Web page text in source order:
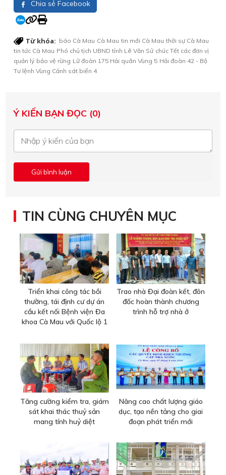
Chia sẻ Facebook
Từ khóa: báo Cà Mau Cà Mau tin mới Cà Mau thời sự Cà Mau
tin tức Cà Mau Phó chủ tịch UBND tỉnh Lê Văn Sử chúc Tết các đơn vị
quản lý bảo vệ rừng Lữ đoàn 175 Hải quân Vùng 5 Hải đoàn 42 - Bộ
Tư lệnh Vùng Cảnh sát biển 4
Ý KIẾN BẠN ĐỌC (0)
TIN CÙNG CHUYÊN MỤC
Triển khai công tác bồi
thường, tái định cư dự án
cầu kết nối Bệnh viện Đa
khoa Cà Mau với Quốc lộ 1
Trao nhà Đại đoàn kết, đôn
đốc hoàn thành chương
trình hỗ trợ nhà ở
Tăng cường kiểm tra, giám
sát khai thác thuỷ sản
mang tính huỷ diệt
Nâng cao chất lượng giáo
dục, tạo nền tảng cho giai
đoạn phát triển mới